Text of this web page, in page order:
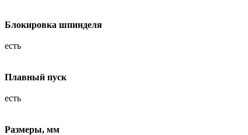
Блокировка шпинделя
есть
Плавный пуск
есть
Размеры, мм